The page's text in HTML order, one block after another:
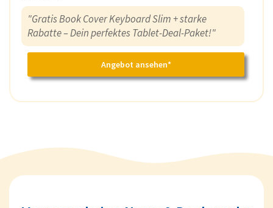
"Gratis Book Cover Keyboard Slim + starke
Rabatte – Dein perfektes Tablet-Deal-Paket!"
Angebot ansehen*